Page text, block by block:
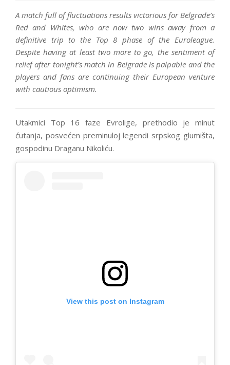
A match full of fluctuations results victorious for Belgrade’s
Red and Whites, who are now two wins away from a
definitive trip to the Top 8 phase of the Euroleague.
Despite having at least two more to go, the sentiment of
relief after tonight’s match in Belgrade is palpable and the
players and fans are continuing their European venture
with cautious optimism.
Utakmici Top 16 faze Evrolige, prethodio je minut
ćutanja, posvećen preminuloj legendi srpskog glumišta,
gospodinu Draganu Nikoliću.
View this post on Instagram